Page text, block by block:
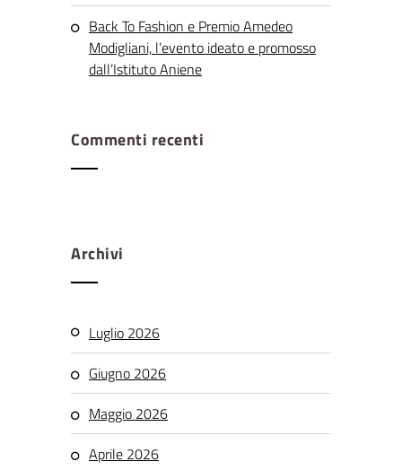
Back To Fashion e Premio Amedeo
Modigliani, l’evento ideato e promosso
dall’Istituto Aniene
Commenti recenti
Archivi
Luglio 2026
Giugno 2026
Maggio 2026
Aprile 2026